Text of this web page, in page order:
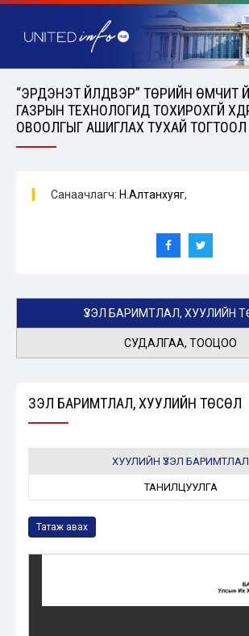
“ЭРДЭНЭТ ҮЙЛДВЭР” ТӨРИЙН ӨМЧИТ
ГАЗРЫН ТЕХНОЛОГИД ТОХИРОХГҮЙ
ОВООЛГЫГ АШИГЛАХ ТУХАЙ ТОГТООЛ
Санаачлагч: Н.Алтанхуяг,
ҮЗЭЛ БАРИМТЛАЛ, ХУУЛИЙН
СУДАЛГАА, ТООЦОО
ҮЗЭЛ БАРИМТЛАЛ, ХУУЛИЙН ТӨСӨЛ
ХУУЛИЙН ҮЗЭЛ БАРИМТЛАЛ
ТАНИЛЦУУЛГА
Татаж авах